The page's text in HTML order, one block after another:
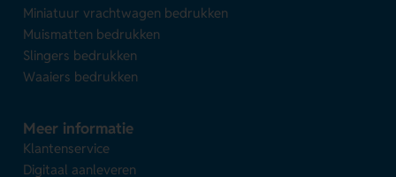
Miniatuur vrachtwagen bedrukken
Muismatten bedrukken
Slingers bedrukken
Waaiers bedrukken
Meer informatie
Klantenservice
Digitaal aanleveren